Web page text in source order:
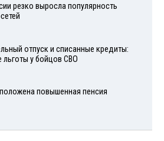
резко выросла популярность
отпуск и списанные кредиты:
льготы у бойцов СВО
повышенная пенсия